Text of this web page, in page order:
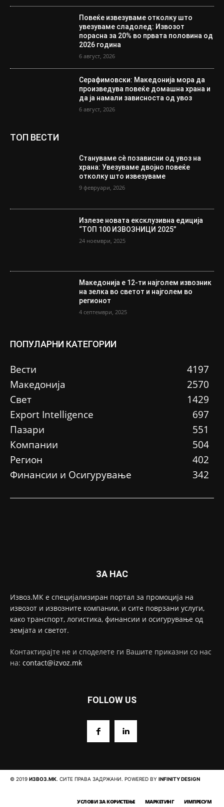
Повеќе извезуваме отколку што
увезуваме сладолед: Извозот
порасна за 20% во првата половина од
2026 година
6 август, 2026
Серафимовски: Македонија мора да
произведува повеќе домашна храна и
да ја намали зависноста од увоз
6 август, 2026
ТОП ВЕСТИ
Стануваме сè позависни од увоз на
храна: Увезуваме двојно повеќе
отколку што извезуваме
9 февруари, 2026
Излезе новата ексклузивна едиција
“ТОП 100 ИЗВОЗНИЦИ 2025”
24 ноември, 2025
Македонија е 12-ти најголем извозник
на зелка во светот и најголем во
регионот
4 септември, 2025
ПОПУЛАРНИ КАТЕГОРИИ
Вести
4197
Македонија
2570
Свет
1429
Еxport Intelligence
697
Пазари
551
Компании
504
Регион
402
Финансии и Осигурување
342
ЗА НАС
Извоз.МК е специјализиран портал за промоција на
извозот и извозните компании, и сите поврзани услуги,
како транспорт, логистика, финансии и осигурување од
земјата и светот.
Контактирајте не и споделете ги Вашите приказни со нас
на: contact@izvoz.mk
FOLLOW US
© 2019 ИЗВОЗ.МК. СИТЕ ПРАВА ЗАДРЖАНИ. POWERED BY INFINITY DESIGN
УСЛОВИ ЗА КОРИСТЕЊЕ МАРКЕТИНГ ИМПРЕСУМ